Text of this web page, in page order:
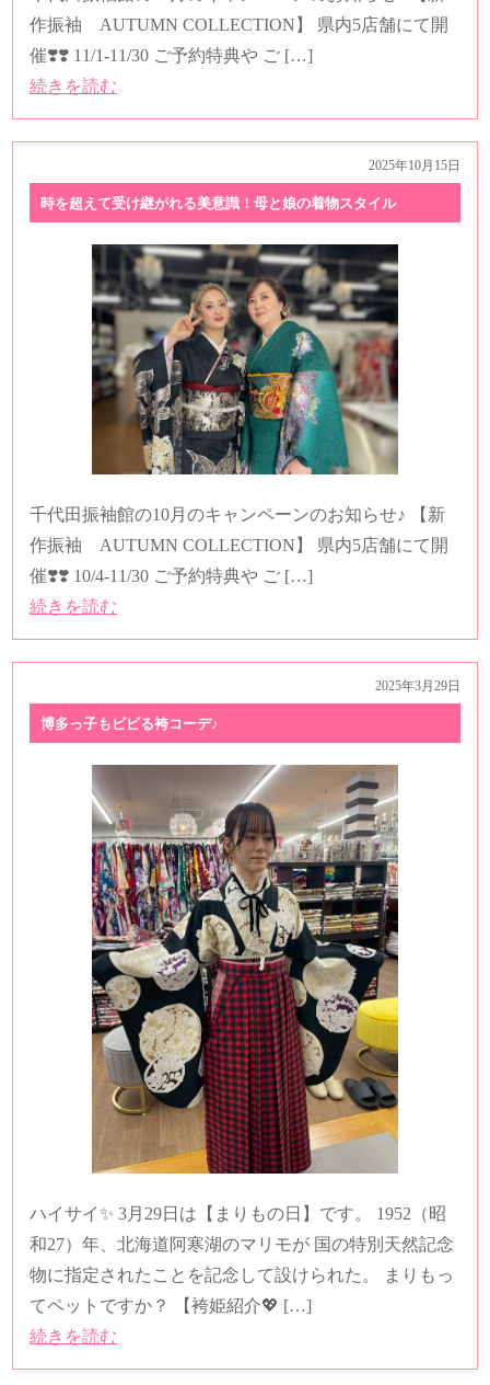
作振袖 AUTUMN COLLECTION】 県内5店舗にて開
催❣️❣️ 11/1-11/30 ご予約特典や ご […]
続きを読む
2025年10月15日
時を超えて受け継がれる美意識！母と娘の着物スタイル
千代田振袖館の10月のキャンペーンのお知らせ♪ 【新
作振袖 AUTUMN COLLECTION】 県内5店舗にて開
催❣️❣️ 10/4-11/30 ご予約特典や ご […]
続きを読む
2025年3月29日
博多っ子もビビる袴コーデ♪
ハイサイ✨ 3月29日は【まりもの日】です。 1952（昭
和27）年、北海道阿寒湖のマリモが 国の特別天然記念
物に指定されたことを記念して設けられた。 まりもっ
てペットですか？ 【袴姫紹介💖 […]
続きを読む